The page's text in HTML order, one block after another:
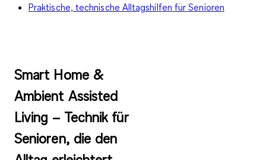
Praktische, technische Alltagshilfen für Senioren
Smart Home &
Ambient Assisted
Living – Technik für
Senioren, die den